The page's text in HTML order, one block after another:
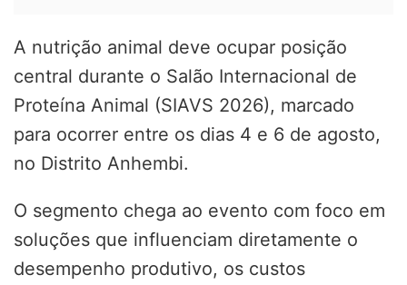
A nutrição animal deve ocupar posição
central durante o Salão Internacional de
Proteína Animal (SIAVS 2026), marcado
para ocorrer entre os dias 4 e 6 de agosto,
no Distrito Anhembi.
O segmento chega ao evento com foco em
soluções que influenciam diretamente o
desempenho produtivo, os custos